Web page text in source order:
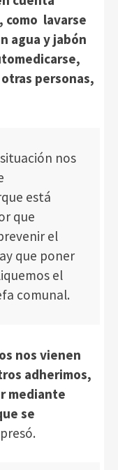
como lavarse
agua y jabón
personas,
nos
está
que
el
que poner
el
comunal.
nos vienen
adherimos,
mediante
se